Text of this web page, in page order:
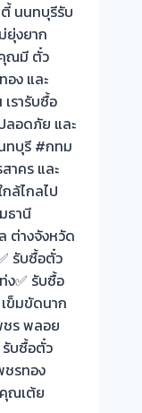
นนทบุรีรับ
ยุ่งยาก
คุณมี ตั๋ว
อง และ
รารับซื้อ
ลอดภัย และ
ทบุรี #กทม
คร และ
ล้ไกลไป
ธานี
ต่างจังหวัด
รับซื้อตั๋ว
ง✅ รับซื้อ
ข็มขัดนาก
ชร พลอย
รับซื้อตั๋ว
ชรทอง
ณเต้ย